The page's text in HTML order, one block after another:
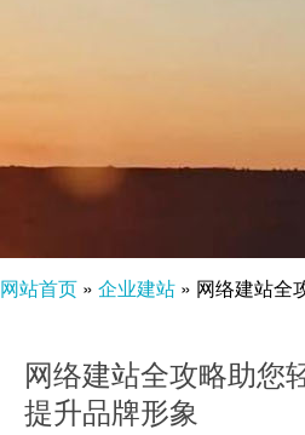
网站首页 » 企业建站 » 网络建站全
网络建站全攻略助您
提升品牌形象